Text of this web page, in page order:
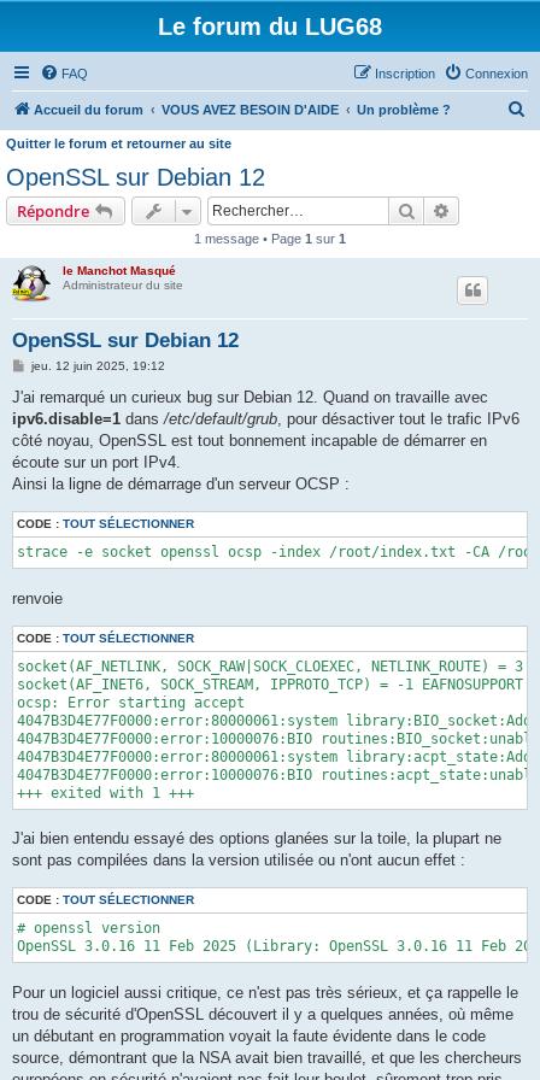
Le forum du LUG68
FAQ Connexion
Inscription
Accueil du forum VOUS AVEZ BESOIN D'AIDE Un problème ?
Quitter le forum et retourner au site
OpenSSL sur Debian 12
Répondre Rechercher
1 message • Page 1 sur 1
le Manchot Masqué
Administrateur du site
OpenSSL sur Debian 12
M
s
a
g
jeu. 12 juin 2025, 19:12
J'ai remarqué un curieux bug sur Debian 12. Quand on travaille avec
ipv6.disable=1 dans/etc/default/grub, pour désactiver tout le trafic IPv6
côté noyau, OpenSSL est tout bonnement incapable de démarrer en
écoute sur un port IPv4.
Ainsi la ligne de démarrage d'un serveur OCSP :
CODE : TOUT SÉLECTIONNER
strace -e socket openssl ocsp -index /root/index.txt -CA /
renvoie
CODE : TOUT SÉLECTIONNER
socket(AF_NETLINK, SOCK_RAW|SOCK_CLOEXEC, NETLINK_ROUTE) = 3
socket(AF_INET6, SOCK_STREAM, IPPROTO_TCP) = -1
ocsp: Error starting accept
4047B3D4E77F0000:error:80000061:system
4047B3D4E77F0000:error:10000076:BIO
4047B3D4E77F0000:error:80000061:system
4047B3D4E77F0000:error:10000076:BIO
+++ exited with 1 +++
J'ai bien entendu essayé des options glanées sur la toile, la plupart ne
sont pas compilées dans la version utilisée ou n'ont aucun effet :
CODE : TOUT SÉLECTIONNER
# openssl version
OpenSSL 3.0.16 11 Feb 2025 (Library: OpenSSL 3.0.16 11 Feb
Pour un logiciel aussi critique, ce n'est pas très sérieux, et ça rappelle le
trou de sécurité d'OpenSSL découvert il y a quelques années, où même
un débutant en programmation voyait la faute évidente dans le code
source, démontrant que la NSA avait bien travaillé, et que les chercheurs